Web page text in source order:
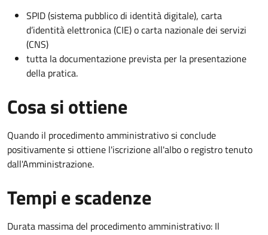
SPID (sistema pubblico di identità digitale), carta
d’identità elettronica (CIE) o carta nazionale dei servizi
(CNS)
tutta la documentazione prevista per la presentazione
della pratica.
Cosa si ottiene
Quando il procedimento amministrativo si conclude
positivamente si ottiene l'iscrizione all'albo o registro tenuto
dall'Amministrazione.
Tempi e scadenze
Durata massima del procedimento amministrativo: Il